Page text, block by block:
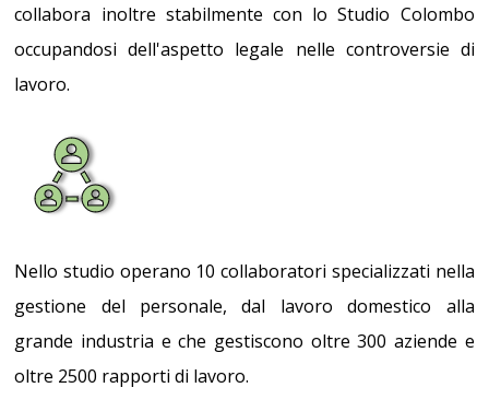
collabora inoltre stabilmente con lo Studio Colombo
occupandosi dell'aspetto legale nelle controversie di
lavoro.
Nello studio operano 10 collaboratori specializzati nella
gestione del personale, dal lavoro domestico alla
grande industria e che gestiscono oltre 300 aziende e
oltre 2500 rapporti di lavoro.